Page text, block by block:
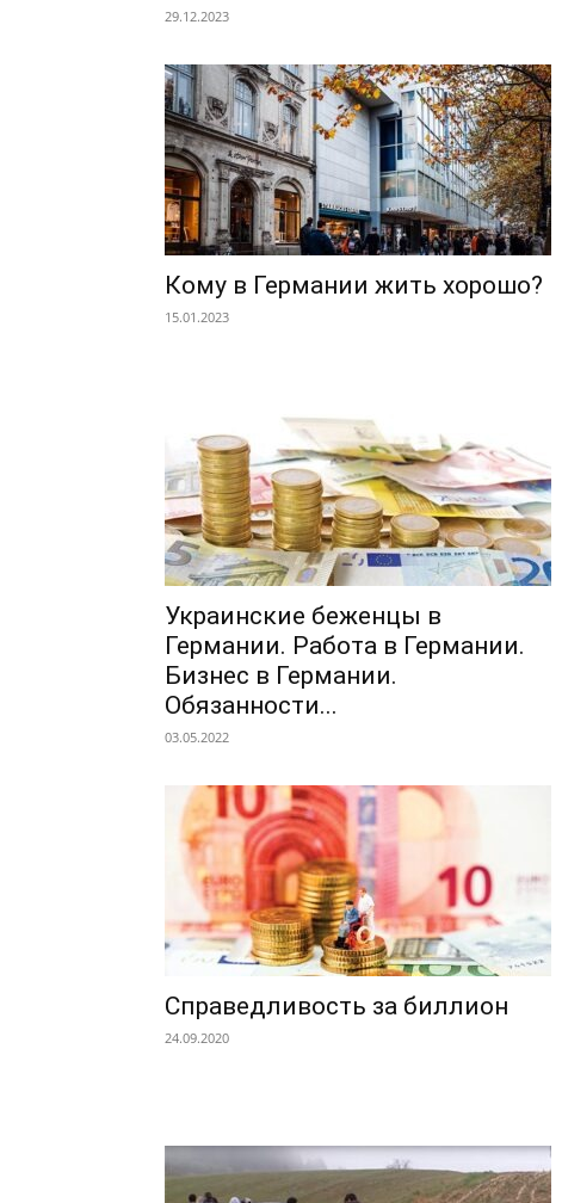
29.12.2023
Кому в Германии жить хорошо?
15.01.2023
Украинские беженцы в
Германии. Работа в Германии.
Бизнес в Германии.
Обязанности...
03.05.2022
Справедливость за биллион
24.09.2020